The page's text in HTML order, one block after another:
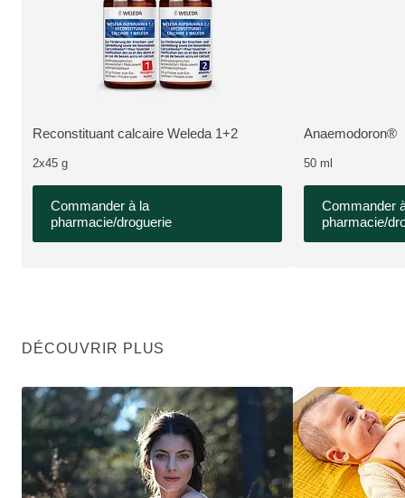
PLUS:
Reconstituant calcaire Weleda 1+2
2x45 g
Commander à la
pharmacie/droguerie
PLUS:
Anaemodoron®
50 ml
Commander
pharmacie/
DÉCOUVRIR PLUS